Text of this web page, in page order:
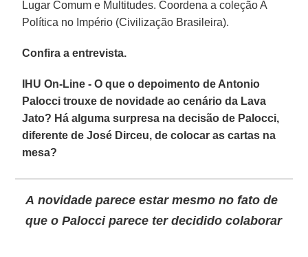
Lugar Comum e Multitudes. Coordena a coleção A
Política no Império (Civilização Brasileira).
Confira a entrevista.
IHU On-Line - O que o depoimento de Antonio
Palocci trouxe de novidade ao cenário da Lava
Jato? Há alguma surpresa na decisão de Palocci,
diferente de José Dirceu, de colocar as cartas na
mesa?
A novidade parece estar mesmo no fato de
que o Palocci parece ter decidido colaborar